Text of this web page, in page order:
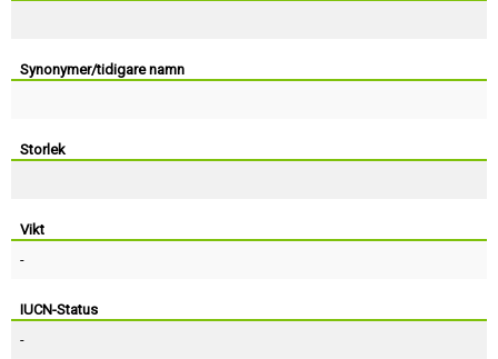
Synonymer/tidigare namn
Storlek
Vikt
-
IUCN-Status
-